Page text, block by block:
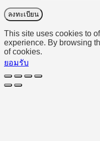
ลงทะเบียน
This site uses cookies to
experience. By browsing
of cookies.
ยอมรับ